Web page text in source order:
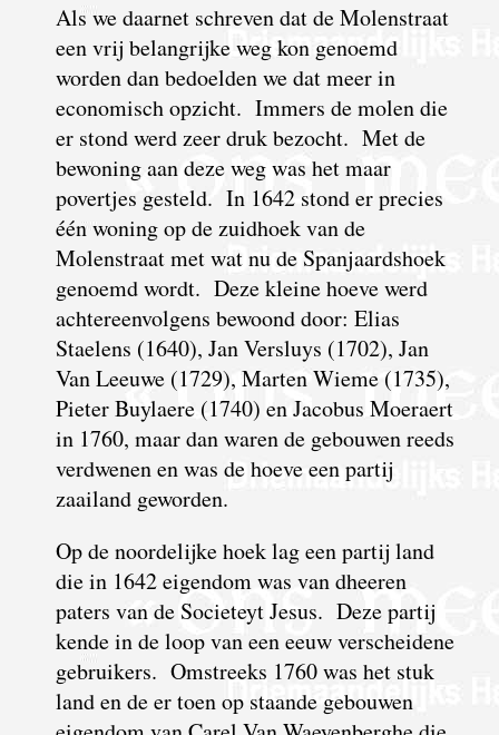
Als we daarnet schreven dat de Molenstraat
een vrij belangrijke weg kon genoemd
worden dan bedoelden we dat meer in
economisch opzicht. Immers de molen die
er stond werd zeer druk bezocht. Met de
bewoning aan deze weg was het maar
povertjes gesteld. In 1642 stond er precies
één woning op de zuidhoek van de
Molenstraat met wat nu de Spanjaardshoek
genoemd wordt. Deze kleine hoeve werd
achtereenvolgens bewoond door: Elias
Staelens (1640), Jan Versluys (1702), Jan
Van Leeuwe (1729), Marten Wieme (1735),
Pieter Buylaere (1740) en Jacobus Moeraert
in 1760, maar dan waren de gebouwen reeds
verdwenen en was de hoeve een partij
zaailand geworden.
Op de noordelijke hoek lag een partij land
die in 1642 eigendom was van dheeren
paters van de Societeyt Jesus. Deze partij
kende in de loop van een eeuw verscheidene
gebruikers. Omstreeks 1760 was het stuk
land en de er toen op staande gebouwen